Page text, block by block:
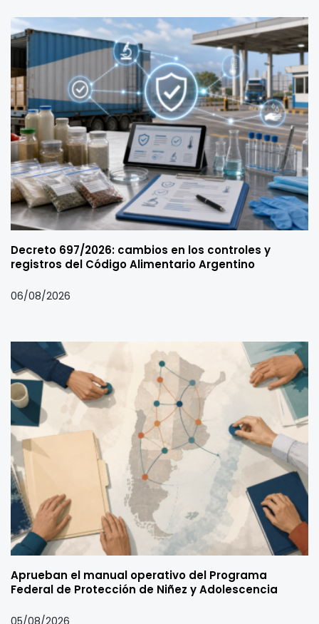
Decreto 697/2026: cambios en los controles y
registros del Código Alimentario Argentino
06/08/2026
Aprueban el manual operativo del Programa
Federal de Protección de Niñez y Adolescencia
05/08/2026